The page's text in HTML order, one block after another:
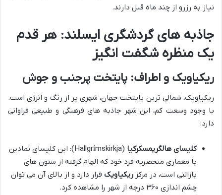
نیاز به رزرو از چند ماه قبل دارند.
جاذبه های گردشگری ایسلند: هر قدم
یک منظره شگفت انگیز
ریکیاویک و اطراف: پایتخت پرجنب و جوش
ریکیاویک، شمالی ترین پایتخت جهان، شهری پر از رنگ و انرژی است.
با وجود وسعت کم، این شهر جاذبه های فرهنگی و طبیعی فراوانی
دارد:
کلیسای هالگریمسکرکیا
(Hallgrímskirkja): این کلیسای نمادین
با معماری منحصربه فرد خود که الهام گرفته از ستون های
بازالتی است، در مرکز ریکیاویک قرار دارد و از بالای آن می توان
چشم اندازی ۳۶۰ درجه از شهر را مشاهده کرد.